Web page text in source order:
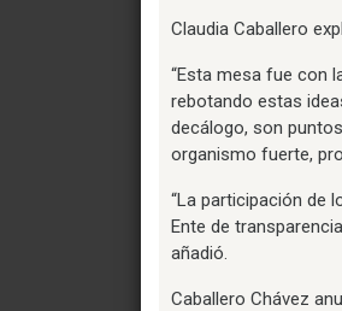
Claudia Caballero
“Esta mesa fue con
rebotando estas
decálogo, son
organismo fuerte,
“La participación de
Ente de
añadió.
Caballero Chávez